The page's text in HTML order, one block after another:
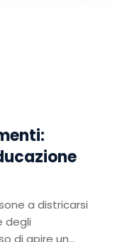
a districarsi
degli
di apire un...